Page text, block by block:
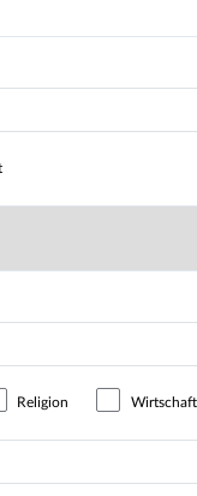
Religion Wirtschaft